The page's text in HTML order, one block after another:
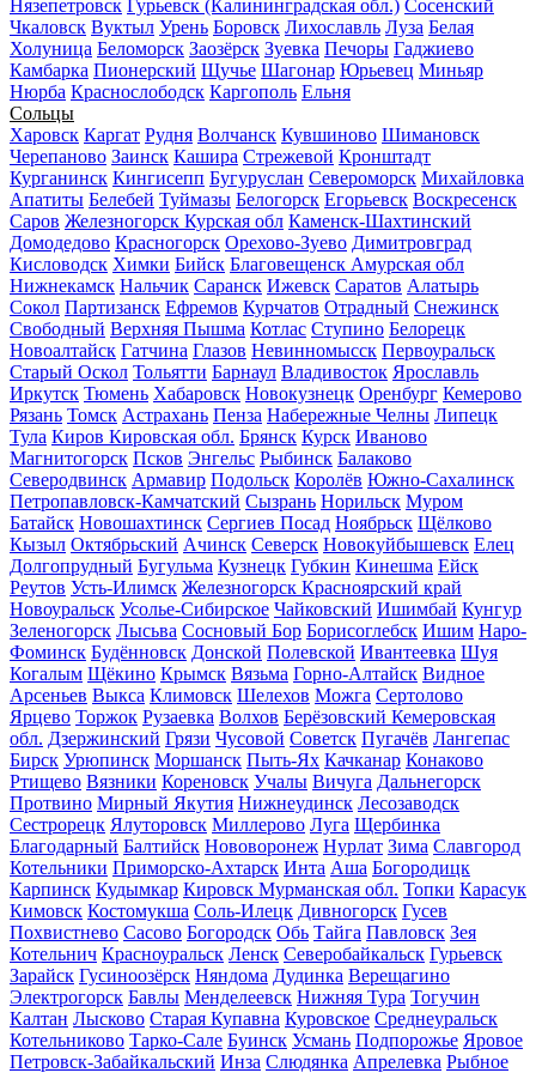
Нязепетровск Гурьевск (Калининградская обл.) Сосенский
Чкаловск Вуктыл Урень Боровск Лихославль Луза Белая
Холуница Беломорск Заозёрск Зуевка Печоры Гаджиево
Камбарка Пионерский Щучье Шагонар Юрьевец Миньяр
Нюрба Краснослободск Каргополь Ельня
Сольцы
Харовск Каргат Рудня Волчанск Кувшиново Шимановск
Черепаново Заинск Кашира Стрежевой Кронштадт
Курганинск Кингисепп Бугуруслан Североморск Михайловка
Апатиты Белебей Туймазы Белогорск Егорьевск Воскресенск
Саров Железногорск Курская обл Каменск-Шахтинский
Домодедово Красногорск Орехово-Зуево Димитровград
Кисловодск Химки Бийск Благовещенск Амурская обл
Нижнекамск Нальчик Саранск Ижевск Саратов Алатырь
Сокол Партизанск Ефремов Курчатов Отрадный Снежинск
Свободный Верхняя Пышма Котлас Ступино Белорецк
Новоалтайск Гатчина Глазов Невинномысск Первоуральск
Старый Оскол Тольятти Барнаул Владивосток Ярославль
Иркутск Тюмень Хабаровск Новокузнецк Оренбург Кемерово
Рязань Томск Астрахань Пенза Набережные Челны Липецк
Тула Киров Кировская обл. Брянск Курск Иваново
Магнитогорск Псков Энгельс Рыбинск Балаково
Северодвинск Армавир Подольск Королёв Южно-Сахалинск
Петропавловск-Камчатский Сызрань Норильск Муром
Батайск Новошахтинск Сергиев Посад Ноябрьск Щёлково
Кызыл Октябрьский Ачинск Северск Новокуйбышевск Елец
Долгопрудный Бугульма Кузнецк Губкин Кинешма Ейск
Реутов Усть-Илимск Железногорск Красноярский край
Новоуральск Усолье-Сибирское Чайковский Ишимбай Кунгур
Зеленогорск Лысьва Сосновый Бор Борисоглебск Ишим Наро-
Фоминск Будённовск Донской Полевской Ивантеевка Шуя
Когалым Щёкино Крымск Вязьма Горно-Алтайск Видное
Арсеньев Выкса Климовск Шелехов Можга Сертолово
Ярцево Торжок Рузаевка Волхов Берёзовский Кемеровская
обл. Дзержинский Грязи Чусовой Советск Пугачёв Лангепас
Бирск Урюпинск Моршанск Пыть-Ях Качканар Конаково
Ртищево Вязники Кореновск Учалы Вичуга Дальнегорск
Протвино Мирный Якутия Нижнеудинск Лесозаводск
Сестрорецк Ялуторовск Миллерово Луга Щербинка
Благодарный Балтийск Нововоронеж Нурлат Зима Славгород
Котельники Приморско-Ахтарск Инта Аша Богородицк
Карпинск Кудымкар Кировск Мурманская обл. Топки Карасук
Кимовск Костомукша Соль-Илецк Дивногорск Гусев
Похвистнево Сасово Богородск Обь Тайга Павловск Зея
Котельнич Красноуральск Ленск Северобайкальск Гурьевск
Зарайск Гусиноозёрск Няндома Дудинка Верещагино
Электрогорск Бавлы Менделеевск Нижняя Тура Тогучин
Калтан Лысково Старая Купавна Куровское Среднеуральск
Котельниково Тарко-Сале Буинск Усмань Подпорожье Яровое
Петровск-Забайкальский Инза Слюдянка Апрелевка Рыбное